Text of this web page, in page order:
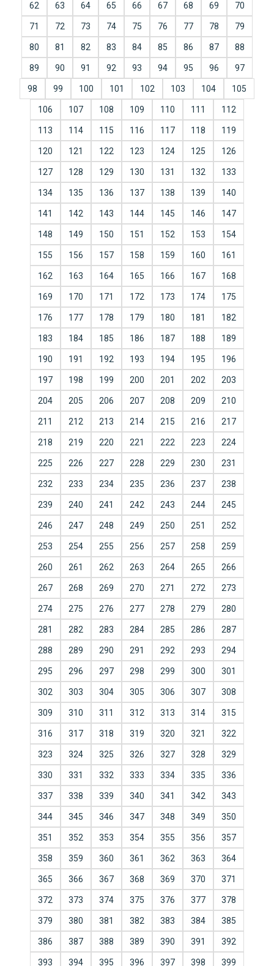
62 63 64 65 66 67 68 69 70
71 72 73 74 75 76 77 78 79
80 81 82 83 84 85 86 87 88
89 90 91 92 93 94 95 96 97
98 99 100 101 102 103 104 105
106 107 108 109 110 111 112
113 114 115 116 117 118 119
120 121 122 123 124 125 126
127 128 129 130 131 132 133
134 135 136 137 138 139 140
141 142 143 144 145 146 147
148 149 150 151 152 153 154
155 156 157 158 159 160 161
162 163 164 165 166 167 168
169 170 171 172 173 174 175
176 177 178 179 180 181 182
183 184 185 186 187 188 189
190 191 192 193 194 195 196
197 198 199 200 201 202 203
204 205 206 207 208 209 210
211 212 213 214 215 216 217
218 219 220 221 222 223 224
225 226 227 228 229 230 231
232 233 234 235 236 237 238
239 240 241 242 243 244 245
246 247 248 249 250 251 252
253 254 255 256 257 258 259
260 261 262 263 264 265 266
267 268 269 270 271 272 273
274 275 276 277 278 279 280
281 282 283 284 285 286 287
288 289 290 291 292 293 294
295 296 297 298 299 300 301
302 303 304 305 306 307 308
309 310 311 312 313 314 315
316 317 318 319 320 321 322
323 324 325 326 327 328 329
330 331 332 333 334 335 336
337 338 339 340 341 342 343
344 345 346 347 348 349 350
351 352 353 354 355 356 357
358 359 360 361 362 363 364
365 366 367 368 369 370 371
372 373 374 375 376 377 378
379 380 381 382 383 384 385
386 387 388 389 390 391 392
393 394 395 396 397 398 399